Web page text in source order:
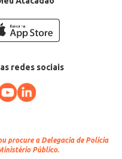
redes sociais
procure a Delegacia de Polícia
Público.